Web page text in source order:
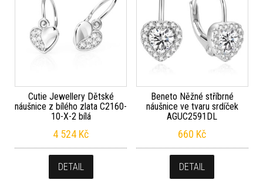
Cutie Jewellery Dětské
náušnice z bílého zlata C2160-
10-X-2 bílá
4 524 Kč
DETAIL
Beneto Něžné stříbrné
náušnice ve tvaru srdíček
AGUC2591DL
660 Kč
DETAIL